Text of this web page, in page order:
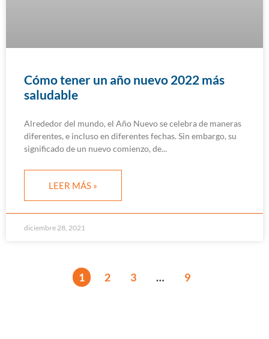
Cómo tener un año nuevo 2022 más
saludable
Alrededor del mundo, el Año Nuevo se celebra de maneras
diferentes, e incluso en diferentes fechas. Sin embargo, su
significado de un nuevo comienzo, de
LEER MÁS »
diciembre 28, 2021
1 2 3 … 9